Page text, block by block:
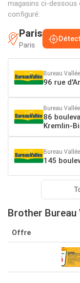
magasins ci-
configuré:
Paris
Paris
Bureau Vallée
96 rue
Bureau Vallée
86
Kremlin-
Bureau Vallée
145
Brother
Offre